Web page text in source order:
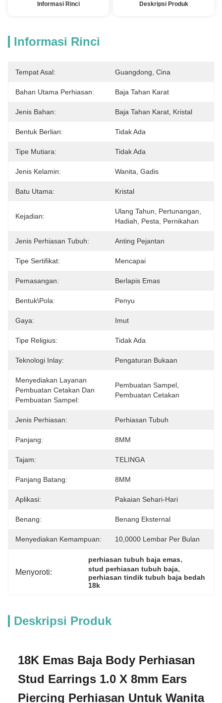
Informasi Rinci Deskripsi Produk
Informasi Rinci
Tempat Asal: Guangdong, Cina
Bahan Utama Perhiasan: Baja Tahan Karat
Jenis Bahan: Baja Tahan Karat, Kristal
Bentuk Berlian: Tidak Ada
Tipe Mutiara: Tidak Ada
Jenis Kelamin: Wanita, Gadis
Batu Utama: Kristal
Kejadian:
Ulang Tahun, Pertunangan,
Hadiah, Pesta, Pernikahan
Jenis Perhiasan Tubuh: Anting Pejantan
Tipe Sertifikat: Mencapai
Pemasangan: Berlapis Emas
Bentuk\pola: Penyu
Gaya: Imut
Tipe Religius: Tidak Ada
Teknologi Inlay: Pengaturan Bukaan
Menyediakan Layanan
Pembuatan Cetakan Dan
Pembuatan Sampel:
Pembuatan Sampel,
Pembuatan Cetakan
Jenis Perhiasan: Perhiasan Tubuh
Panjang: 8MM
Tajam: TELINGA
Panjang Batang: 8MM
Aplikasi: Pakaian Sehari-Hari
Benang: Benang Eksternal
Menyediakan Kemampuan: 10,0000 Lembar Per Bulan
Menyoroti:
perhiasan tubuh baja emas,
stud perhiasan tubuh baja,
perhiasan tindik tubuh baja bedah
18k
Deskripsi Produk
18K Emas Baja Body Perhiasan
Stud Earrings 1.0 X 8mm Ears
Piercing Perhiasan Untuk Wanita